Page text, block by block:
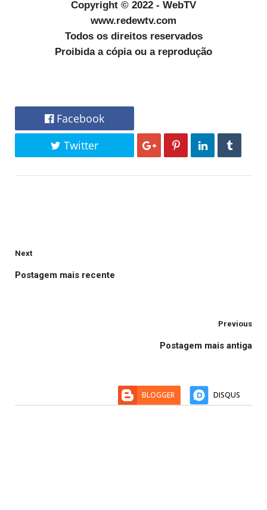
Copyright © 2022 - WebTV
www.redewtv.com
Todos os direitos reservados
Proibida a cópia ou a reprodução
Facebook
Twitter
Next
Postagem mais recente
Previous
Postagem mais antiga
BLOGGER DISQUS